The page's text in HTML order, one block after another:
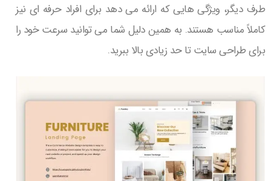
طرف دیگر، ویژگی هایی که ارائه می دهد برای افراد حرفه ای نیز
کاملاً مناسب هستند. به همین دلیل شما می توانید سرعت خود را
برای طراحی سایت تا حد زیادی بالا ببرید.